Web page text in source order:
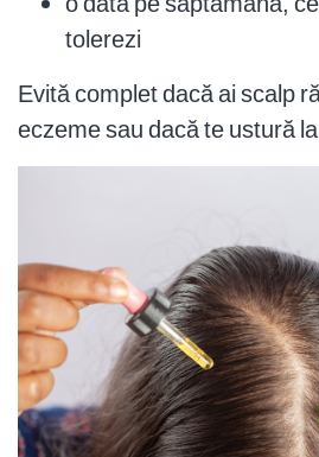
tolerezi
Evită complet dacă ai scalp
eczeme sau dacă te ustură